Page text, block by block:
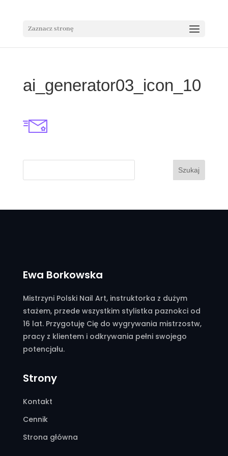
Zaznacz stronę
ai_generator03_icon_10
Szukaj
Ewa Borkowska
Mistrzyni Polski Nail Art, instruktorka z dużym
stażem, przede wszystkim stylistka paznokci od
16 lat. Przygotuję Cię do wygrywania mistrzostw,
pracy z klientem i odkrywania pełni swojego
potencjału.
Strony
Kontakt
Cennik
Strona główna